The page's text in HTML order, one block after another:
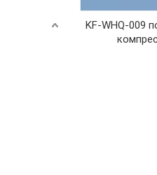
KF-WHQ-009